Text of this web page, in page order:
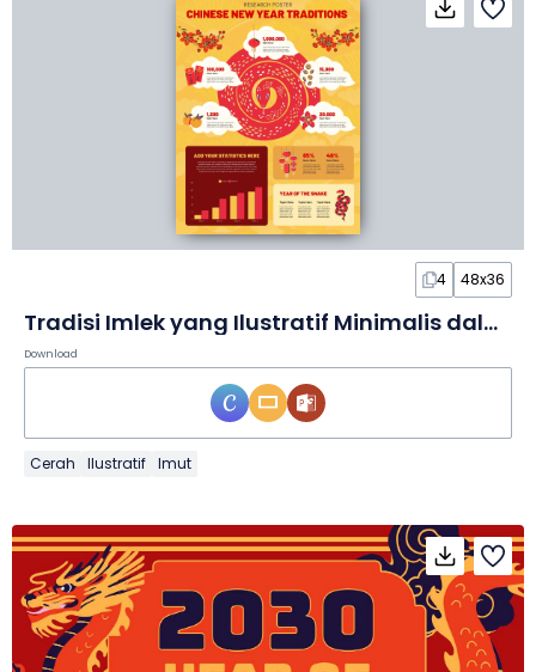
4 48x36
Tradisi Imlek yang Ilustratif Minimalis dalam Poster
Download
Cerah Ilustratif Imut